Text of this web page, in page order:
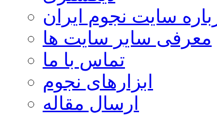
سایت نجوم ایران
معرفی سایر سایت ها
تماس با ما
ابزارهای نجوم
ارسال مقاله